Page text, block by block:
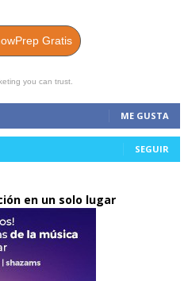
Gratis
you can trust.
ME GUSTA
SEGUIR
en un solo lugar